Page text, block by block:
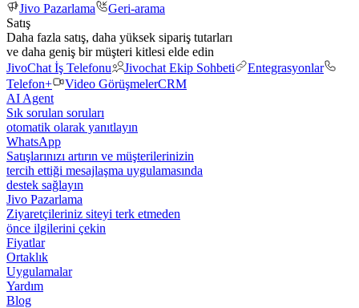
Jivo Pazarlama
Geri-arama
Satış
Daha fazla satış, daha yüksek sipariş tutarları
ve daha geniş bir müşteri kitlesi elde edin
JivoChat İş Telefonu
Jivochat Ekip Sohbeti
Entegrasyonlar
Telefon+
Video GörüşmelerCRM
AI Agent
Sık sorulan soruları
otomatik olarak yanıtlayın
WhatsApp
Satışlarınızı artırın ve müşterilerinizin
tercih ettiği mesajlaşma uygulamasında
destek sağlayın
Jivo Pazarlama
Ziyaretçileriniz siteyi terk etmeden
önce ilgilerini çekin
Fiyatlar
Ortaklık
Uygulamalar
Yardım
Blog